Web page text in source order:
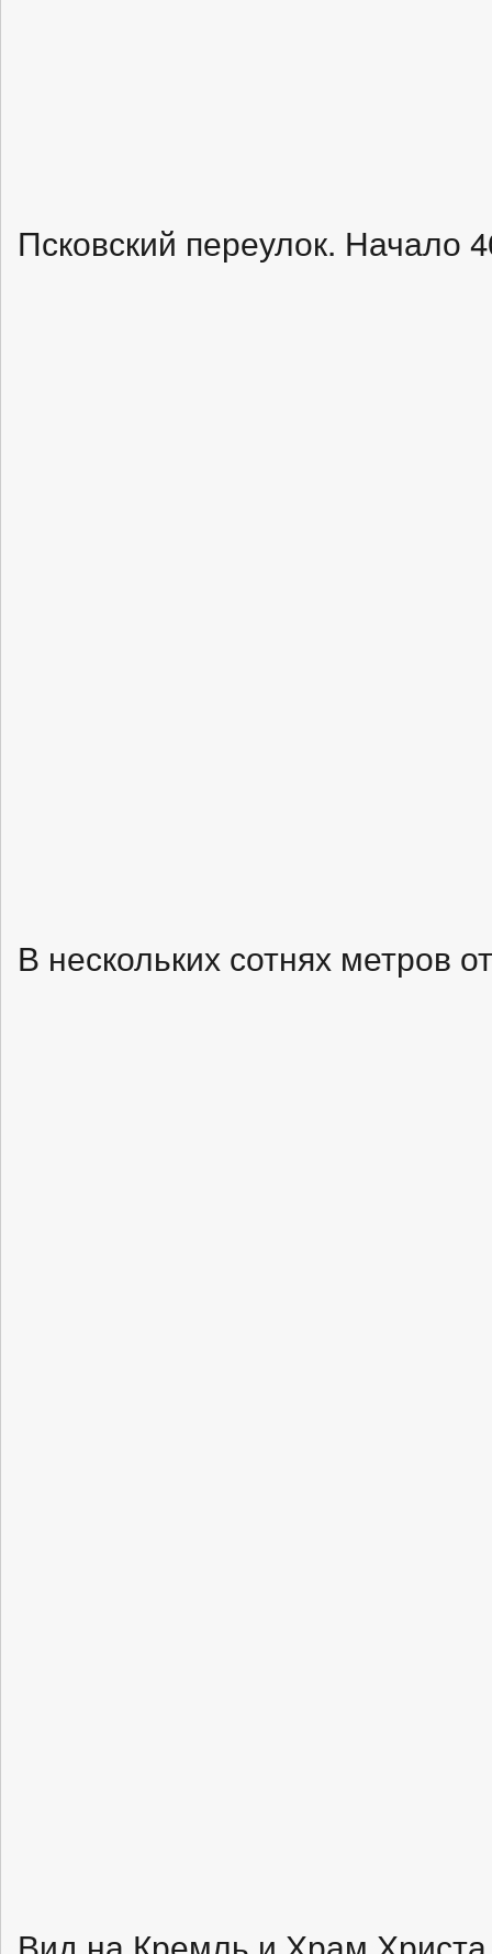
Псковский переулок. Начало
В нескольких сотнях метров